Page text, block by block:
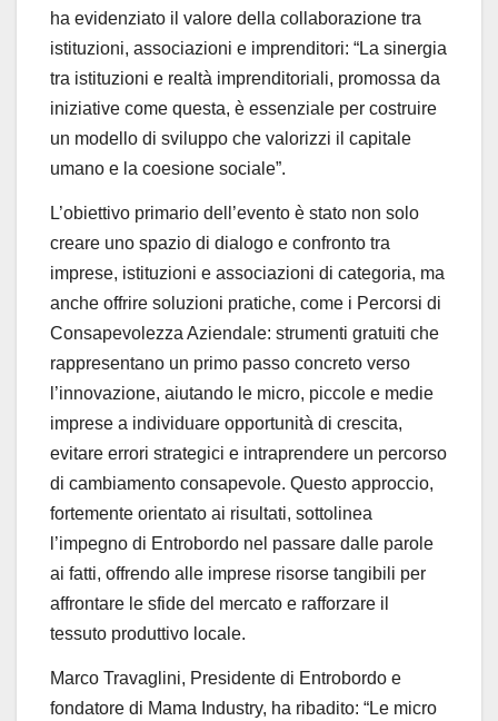
ha evidenziato il valore della collaborazione tra
istituzioni, associazioni e imprenditori: “La sinergia
tra istituzioni e realtà imprenditoriali, promossa da
iniziative come questa, è essenziale per costruire
un modello di sviluppo che valorizzi il capitale
umano e la coesione sociale”.
L’obiettivo primario dell ’evento è stato non solo
creare uno spazio di dialogo e confronto tra
imprese, istituzioni e associazioni di categoria, ma
anche offrire soluzioni pratiche, come i Percorsi di
Consapevolezza Aziendale: strumenti gratuiti che
rappresentano un primo passo concreto verso
’innovazione, aiutando le micro, piccole e medie
imprese a individuare opportunità di crescita,
evitare errori strategici e intraprendere un percorso
di cambiamento consapevole. Questo approccio,
fortemente orientato ai risultati, sottolinea
’impegno di Entrobordo nel passare dalle parole
ai fatti, offrendo alle imprese risorse tangibili per
affrontare le sfide del mercato e rafforzare il
tessuto produttivo locale.
Marco Travaglini, Presidente di Entrobordo e
fondatore di Mama Industry, ha ribadito: “Le micro